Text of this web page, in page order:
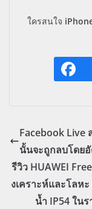
ใครสนใจ
Facebook Live
นั้นจะถูกลบโดย
รีวิว HUAWEI
งเคราะห์และโลห
น้ำ IP54 ใน